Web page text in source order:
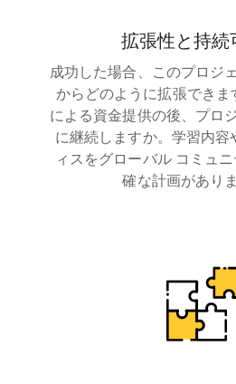
拡張性と持続
成功した場合、このプロジ
からどのように拡張でき
による資金提供の後、プロ
に継続しますか。学習内容
ィスをグローバル コミュ
確な計画があり